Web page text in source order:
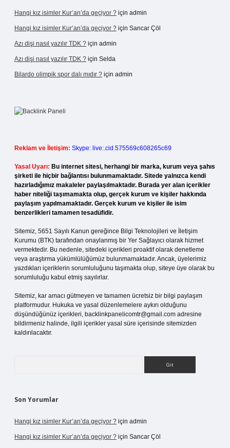
Hangi kız isimler Kur’an’da geçiyor ? için admin
Hangi kız isimler Kur’an’da geçiyor ? için Sancar Çöl
Azı dişi nasıl yazılır TDK ? için admin
Azı dişi nasıl yazılır TDK ? için Selda
Bilardo olimpik spor dalı mıdır ? için admin
Reklam ve İletişim: Skype: live:.cid.575569c608265c69
Yasal Uyarı: Bu internet sitesi, herhangi bir marka, kurum veya şahıs
şirketi ile hiçbir bağlantısı bulunmamaktadır. Sitede yalnızca kendi
hazırladığımız makaleler paylaşılmaktadır. Burada yer alan içerikler
haber niteliği taşımamakta olup, gerçek kurum ve kişiler hakkında
paylaşım yapılmamaktadır. Gerçek kurum ve kişiler ile isim
benzerlikleri tamamen tesadüfidir.
Sitemiz, 5651 Sayılı Kanun gereğince Bilgi Teknolojileri ve İletişim
Kurumu (BTK) tarafından onaylanmış bir Yer Sağlayıcı olarak hizmet
vermektedir. Bu nedenle, sitedeki içerikleri proaktif olarak denetleme
veya araştırma yükümlülüğümüz bulunmamaktadır. Ancak, üyelerimiz
yazdıkları içeriklerin sorumluluğunu taşımakta olup, siteye üye olarak bu
sorumluluğu kabul etmiş sayılırlar.
Sitemiz, kar amacı gütmeyen ve tamamen ücretsiz bir bilgi paylaşım
platformudur. Hukuka ve yasal düzenlemelere aykırı olduğunu
düşündüğünüz içerikleri, backlinkpanelicomtr@gmail.com adresine
bildirmeniz halinde, ilgili içerikler yasal süre içerisinde sitemizden
kaldırılacaktır.
Son Yorumlar
Hangi kız isimler Kur’an’da geçiyor ? için admin
Hangi kız isimler Kur’an’da geçiyor ? için Sancar Çöl